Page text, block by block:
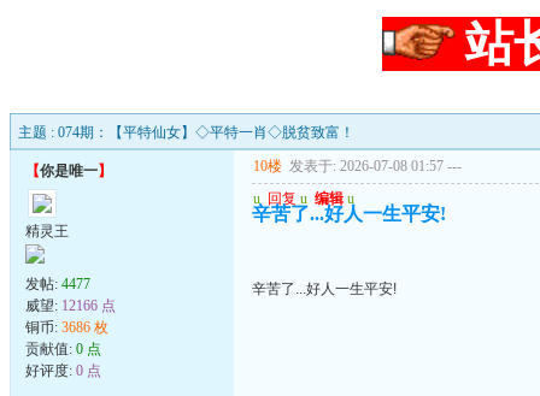
站
主题 : 074期：【平特仙女】◇平特一肖◇脱贫致富！
【你是唯一】
精灵王
发帖: 4477
威望: 12166 点
铜币: 3686 枚
贡献值: 0 点
好评度: 0 点
10楼 发表于: 2026-07-08 01:57 ---
u 回复 u 编辑 u
辛苦了...好人一生平安!
辛苦了...好人一生平安!